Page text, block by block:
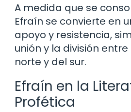
A medida que se
Efraín se convierte en
apoyo y resistencia,
unión y la división
norte y del sur.
Efraín en la
Profética